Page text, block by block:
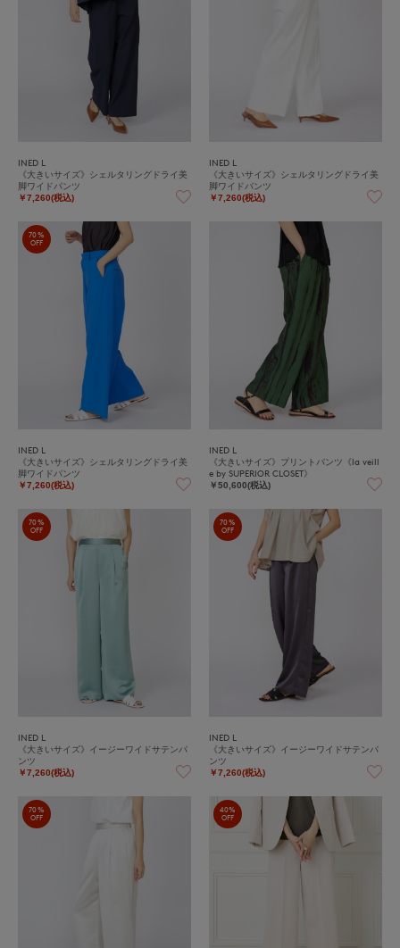
INED L
《大きいサイズ》シェルタリングドライ美
脚ワイドパンツ
￥7,260(税込)
INED L
《大きいサイズ》シェルタリングドライ美
脚ワイドパンツ
￥7,260(税込)
70%
OFF
INED L
《大きいサイズ》シェルタリングドライ美
脚ワイドパンツ
￥7,260(税込)
INED L
《大きいサイズ》プリントパンツ《la veill
e by SUPERIOR CLOSET》
￥50,600(税込)
70%
OFF
INED L
《大きいサイズ》イージーワイドサテンパ
ンツ
￥7,260(税込)
70%
OFF
INED L
《大きいサイズ》イージーワイドサテンパ
ンツ
￥7,260(税込)
70%
OFF
40%
OFF